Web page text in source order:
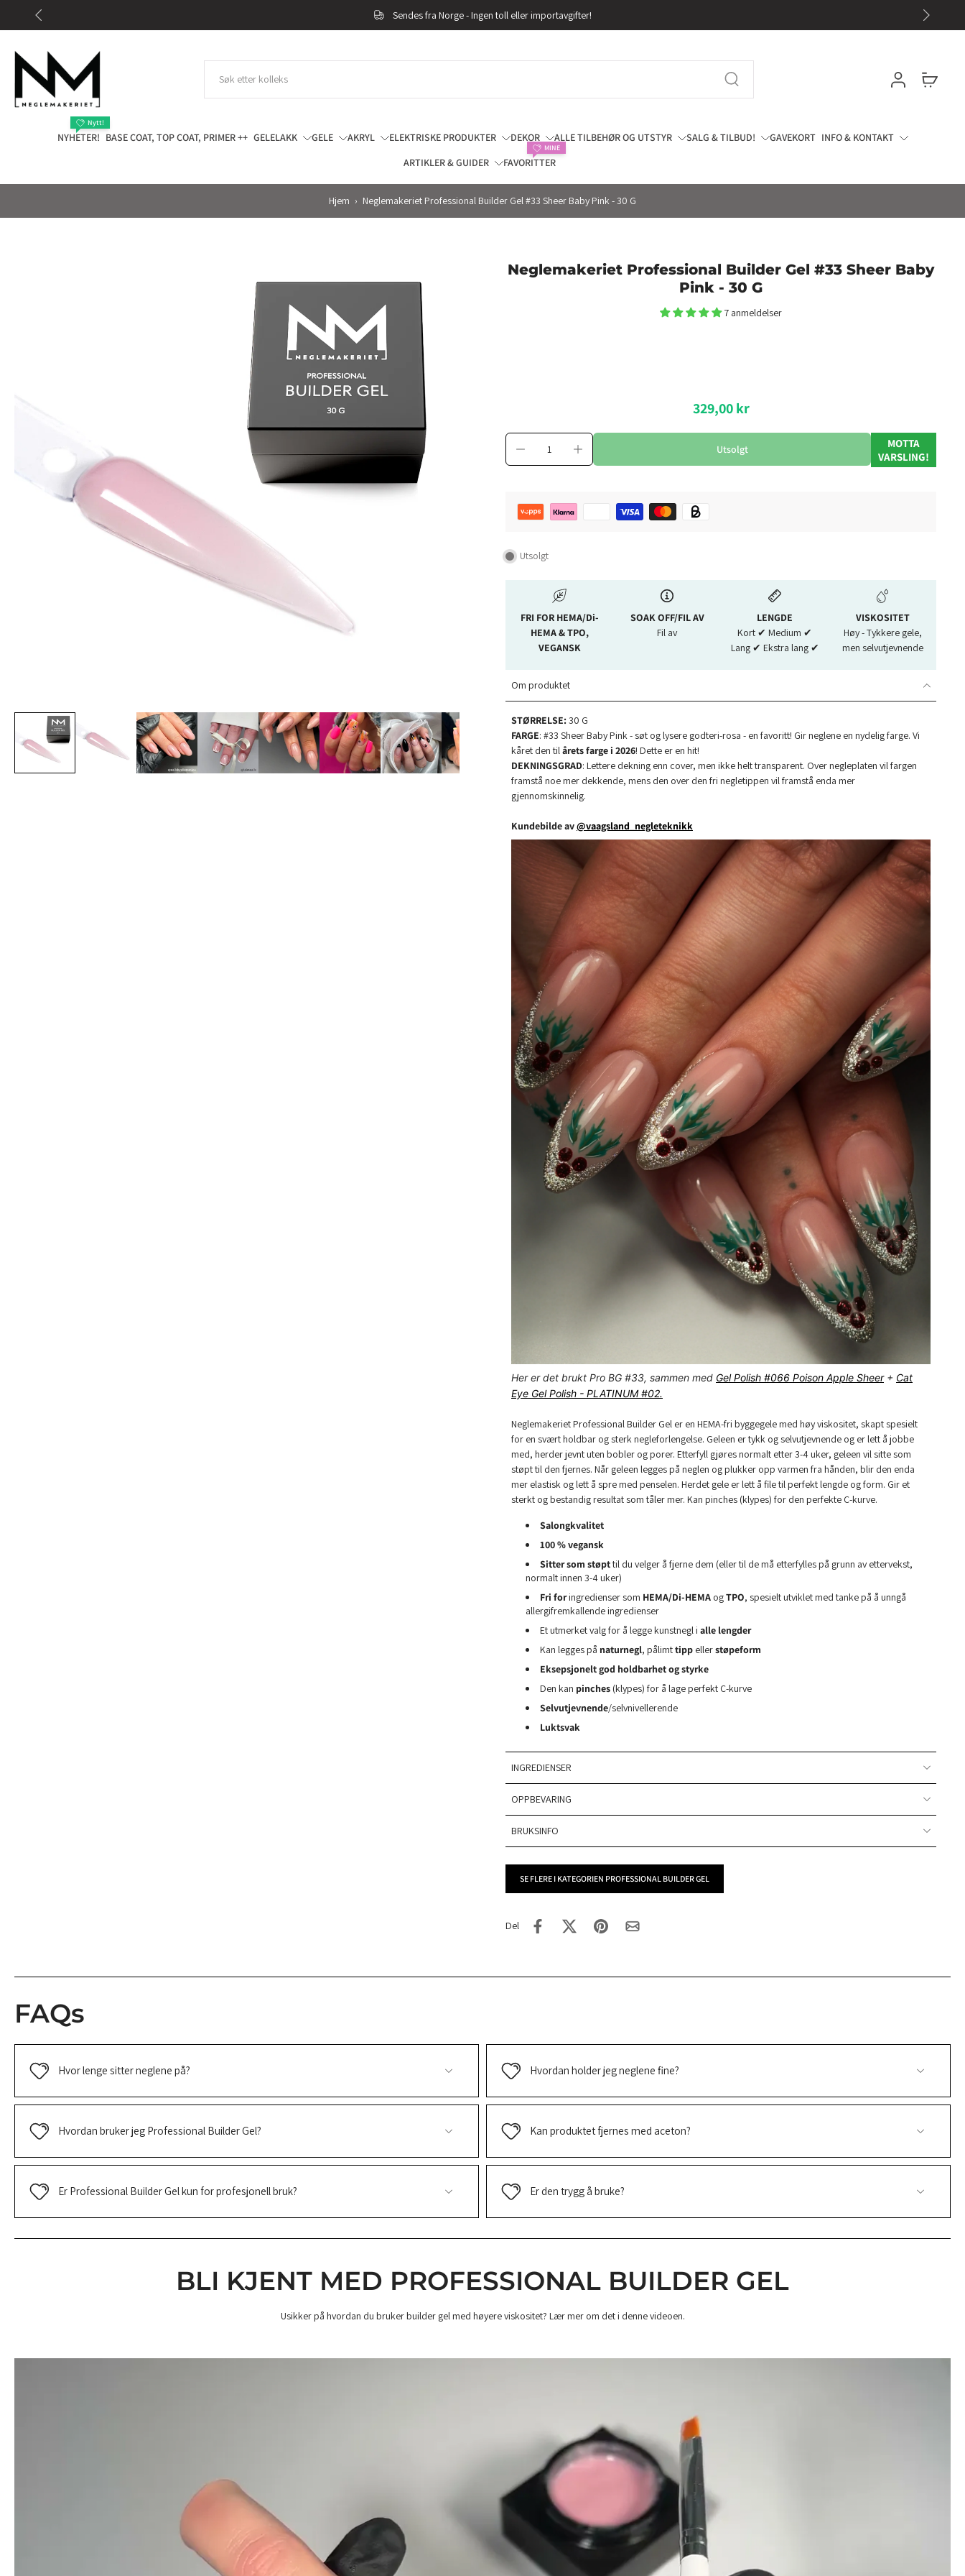
til
Gratis frakt på ordre over 900,-
NYHETER!
Nytt!
BASE COAT, TOP COAT, PRIMER ++ GELELAKK GELE AKRYL ELEKTRISKE PRODUKTER DEKOR ALLE TILBEHØR OG UTSTYR SALG & TILBUD! GAVEKORT INFO & KONTAKT
ARTIKLER & GUIDER
FAVORITTER
MINE
Hjem › Neglemakeriet Professional Builder Gel #33 Sheer Baby Pink - 30 G
Neglemakeriet Professional Builder Gel #33 Sheer Baby
Pink - 30 G
7 anmeldelser
329,00 kr
Utsolgt
MOTTA
VARSLING!
Utsolgt
FRI FOR HEMA/Di-
HEMA & TPO,
VEGANSK
SOAK OFF/FIL AV
Fil av
LENGDE
Kort ✔︎ Medium ✔︎
Lang ✔︎ Ekstra lang ✔︎
VISKOSITET
Høy - Tykkere gele,
men selvutjevnende
Om produktet
STØRRELSE:30 G
FARGE: #33 Sheer Baby Pink - søt og lysere godteri-rosa - en favoritt! Gir neglene en nydelig farge. Vi
kåret den tilårets farge i 2026! Dette er en hit!
DEKNINGSGRAD: Lettere dekning enn cover, men ikke helt transparent. Over negleplaten vil fargen
framstå noe mer dekkende, mens den over den fri negletippen vil framstå enda mer
gjennomskinnelig.
Kundebilde av@vaagsland_negleteknikk
Her er det brukt Pro BG #33, sammen med Gel Polish #066 Poison Apple Sheer+ Cat
Eye Gel Polish - PLATINUM #02.
Neglemakeriet Professional Builder Gel er en HEMA-fri byggegele med høy viskositet, skapt spesielt
for en svært holdbar og sterk negleforlengelse. Geleen er tykk og selvutjevnende og er lett å jobbe
med, herder jevnt uten bobler og porer. Etterfyll gjøres normalt etter 3-4 uker, geleen vil sitte som
støpt til den fjernes. Når geleen legges på neglen og plukker opp varmen fra hånden, blir den enda
mer elastisk og lett å spre med penselen. Herdet gele er lett å file til perfekt lengde og form. Gir et
sterkt og bestandig resultat som tåler mer. Kan pinches (klypes) for den perfekte C-kurve.
Salongkvalitet
100 %vegansk
Sitter som støpttil du velger å fjerne dem (eller til de må etterfylles på grunn av ettervekst,
normalt innen 3-4 uker)
Fri foringredienser som HEMA/Di-HEMA ogTPO, spesielt utviklet med tanke på å unngå
allergifremkallende ingredienser
Et utmerket valg for å legge kunstnegl i alle lengder
Kan legges på naturnegl, pålimttipp ellerstøpeform
Eksepsjonelt god holdbarhet og styrke
Den kan pinches (klypes) for å lage perfekt C-kurve
Selvutjevnende/selvnivellerende
Luktsvak
INGREDIENSER
OPPBEVARING
BRUKSINFO
SE FLERE I KATEGORIEN PROFESSIONAL BUILDER GEL
Del
FAQs
Hvor lenge sitter neglene på? Hvordan holder jeg neglene fine?
Hvordan bruker jeg Professional Builder Gel? Kan produktet fjernes med aceton?
Er Professional Builder Gel kun for profesjonell bruk? Er den trygg å bruke?
BLI KJENT MED PROFESSIONAL BUILDER GEL
Usikker på hvordan du bruker builder gel med høyere viskositet? Lær mer om det i denne videoen.